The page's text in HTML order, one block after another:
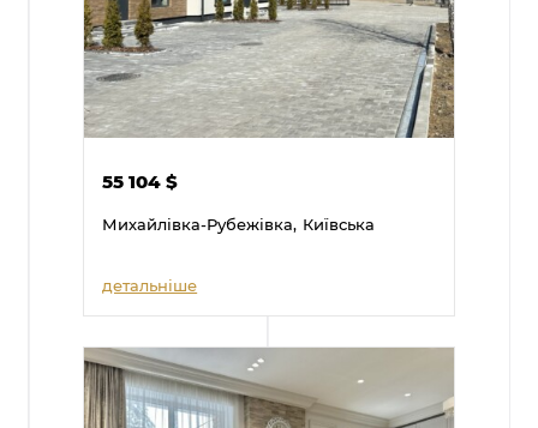
55 104$
Михайлівка-Рубежівка, Київська
детальніше